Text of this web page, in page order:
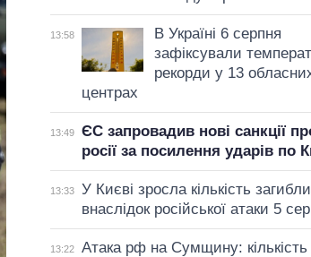
13:58
В Україні 6 серпня
зафіксували
рекорди у 13
центрах
13:49
ЄС запровадив нові санкції
росії за посилення ударів по
13:33
У Києві зросла кількість
внаслідок російської атаки 5
13:22
Атака рф на Сумщину: кількість